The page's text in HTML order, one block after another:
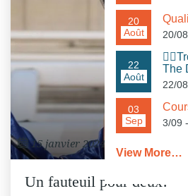
15 janvier 2024
Un fauteuil pour deux!
Août
20
20/
Août
22
The
22/08
Sep
03
3/09
View More…